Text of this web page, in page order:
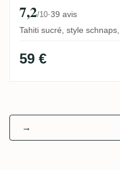
7,2/10·39 avis
Tahiti sucré, style
59 €
→